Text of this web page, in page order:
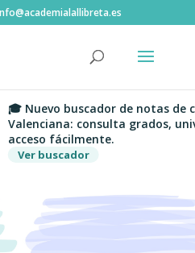
buscador de notas de corte
consulta grados,
fácilmente.
buscador